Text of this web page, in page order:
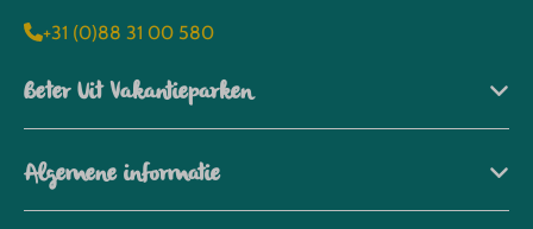
+31 (0)88 31 00 580
Beter Uit Vakantieparken
Algemene informatie